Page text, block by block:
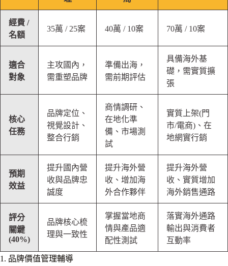
經費 /
名額
35萬 / 25案 40萬 / 10案 70萬 / 10案
適合
對象
主攻國內，
需重塑品牌
準備出海，
需前期評估
具備海外基
礎，需實質擴
張
核心
任務
品牌定位、
視覺設計、
整合行銷
商情調研、
在地化準
備、市場測
試
實質上架(門
市/電商)、在
地網實行銷
預期
效益
提升國內營
收與品牌忠
誠度
提升海外營
收、增加海
外合作夥伴
提升海外營
收、實質增加
海外銷售通路
評分
關鍵
(40%)
品牌核心梳
理與一致性
掌握當地商
情與產品適
配性測試
落實海外通路
輸出與消費者
互動率
1. 品牌價值管理輔導